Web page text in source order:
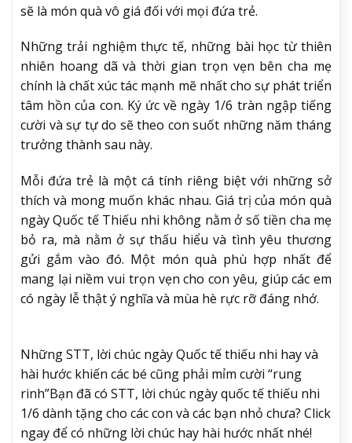
sẽ là món quà vô giá đối với mọi đứa trẻ.
Những trải nghiệm thực tế, những bài học từ thiên
nhiên hoang dã và thời gian trọn vẹn bên cha mẹ
chính là chất xúc tác mạnh mẽ nhất cho sự phát triển
tâm hồn của con. Ký ức về ngày 1/6 tràn ngập tiếng
cười và sự tự do sẽ theo con suốt những năm tháng
trưởng thành sau này.
Mỗi đứa trẻ là một cá tính riêng biệt với những sở
thích và mong muốn khác nhau. Giá trị của món quà
ngày Quốc tế Thiếu nhi không nằm ở số tiền cha mẹ
bỏ ra, mà nằm ở sự thấu hiểu và tình yêu thương
gửi gắm vào đó. Một món quà phù hợp nhất để
mang lại niềm vui trọn vẹn cho con yêu, giúp các em
có ngày lễ thật ý nghĩa và mùa hè rực rỡ đáng nhớ.
Những STT, lời chúc ngày Quốc tế thiếu nhi hay và
hài hước khiến các bé cũng phải mỉm cười “rung
rinh”Bạn đã có STT, lời chúc ngày quốc tế thiếu nhi
1/6 dành tặng cho các con và các bạn nhỏ chưa? Click
ngay để có những lời chúc hay hài hước nhất nhé!